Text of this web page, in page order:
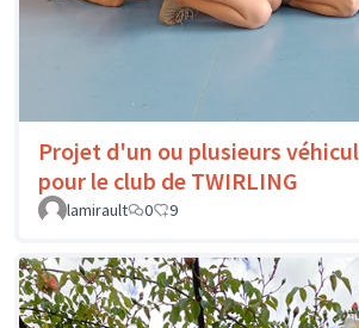
Projet d'un ou plusieurs
pour le club de TWIRLING
lamirault
0 9